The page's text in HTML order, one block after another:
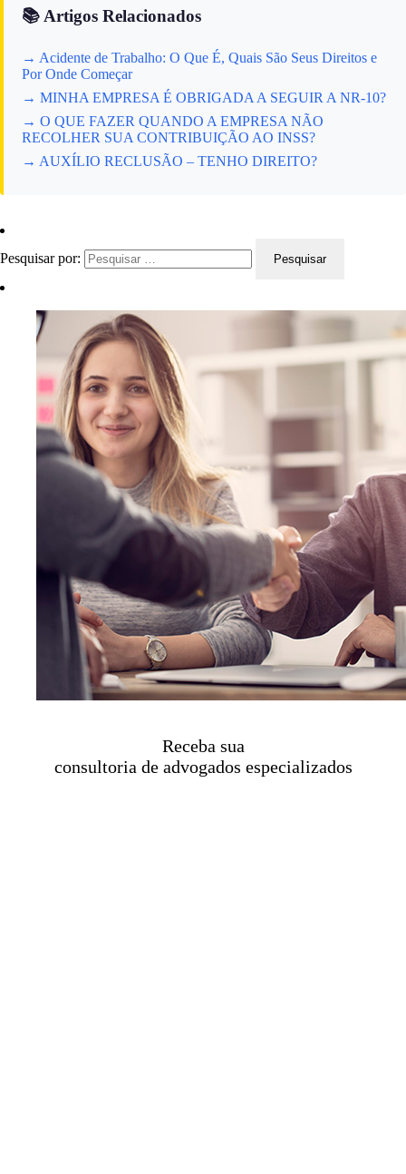
📚 Artigos Relacionados
→ Acidente de Trabalho: O Que É, Quais São Seus Direitos e
Por Onde Começar
→ MINHA EMPRESA É OBRIGADA A SEGUIR A NR-10?
→ O QUE FAZER QUANDO A EMPRESA NÃO
RECOLHER SUA CONTRIBUIÇÃO AO INSS?
→ AUXÍLIO RECLUSÃO – TENHO DIREITO?
Pesquisar por:
Receba sua
consultoria de advogados especializados